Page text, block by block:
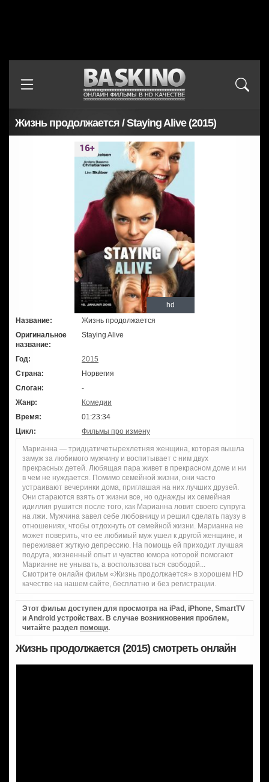
Жизнь продолжается / Staying Alive (2015)
hd
Название:
Жизнь продолжается
Оригинальное
название:
Staying Alive
Год:
2015
Страна:
Норвегия
Слоган:
-
Жанр:
Комедии
Время:
01:23:34
Цикл:
Фильмы про измену
Марианна — тридцатичетырехлетняя женщина, которая вышла
замуж за любимого мужчину и воспитывает с ним двух
прекрасных детей. Любящая пара живет в прекрасном доме и ни
в чем не нуждается. Помимо семейной жизни, они часто
устраивают вечеринки дома, приглашая на них лучших друзей.
Они стараются взять от жизни все, но однажды их семейная
идиллия рушится после того, как Марианна ловит своего супруга
на лжи. Мужчина завел себе любовницу и решил сделать паузу в
отношениях, чтобы отдохнуть от семейной жизни. Марианна не
может поверить, что ее любимый муж ушел к другой женщине, и
переживает жуткую депрессию. На помощь ей приходит лучшая
подруга, жизненный опыт и чувство юмора которой помогают
Марианне не унывать, а воспользоваться свободой...
Смотрите онлайн фильм «Жизнь продолжается» в хорошем HD
качестве на нашем сайте, бесплатно и без регистрации.
Этот фильм доступен для просмотра на iPad, iPhone, SmartTV
и Android устройствах. В случае возникновения проблем,
читайте раздел помощи.
Жизнь продолжается (2015) смотреть онлайн